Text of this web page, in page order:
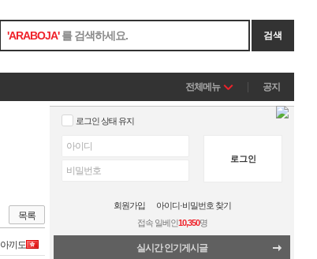
'ARABOJA'를 검색하세요. 검색
전체메뉴 공지
목록
아끼도
로그인 상태 유지
로그인
회원가입
아이디·비밀번호 찾기
접속 일베인10,350명
실시간 인기게시글